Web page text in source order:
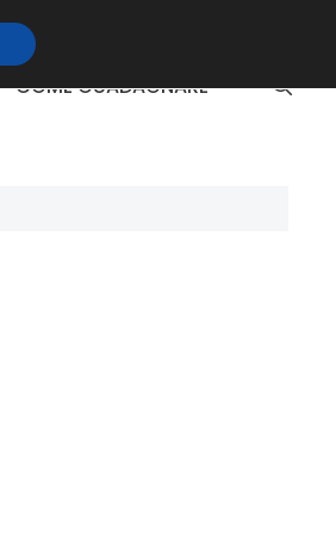
COME GUADAGNARE